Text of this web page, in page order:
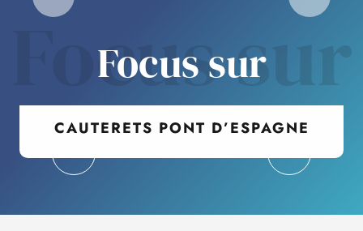
Focus sur
Focus sur
CAUTERETS PONT D’ESPAGNE